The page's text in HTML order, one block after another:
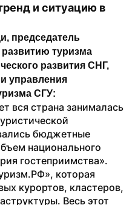
и ситуацию в
председатель
туризма
развития СНГ,
управления
СГУ:
вся страна занималась
бюджетные
национального
гостеприимства».
которая
курортов, кластеров,
Весь этот